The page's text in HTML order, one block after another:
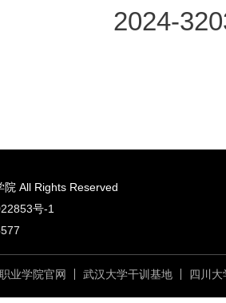
2024-
All Rights Reserved
号-1
业学院官网 武汉大学干训基地 四川大